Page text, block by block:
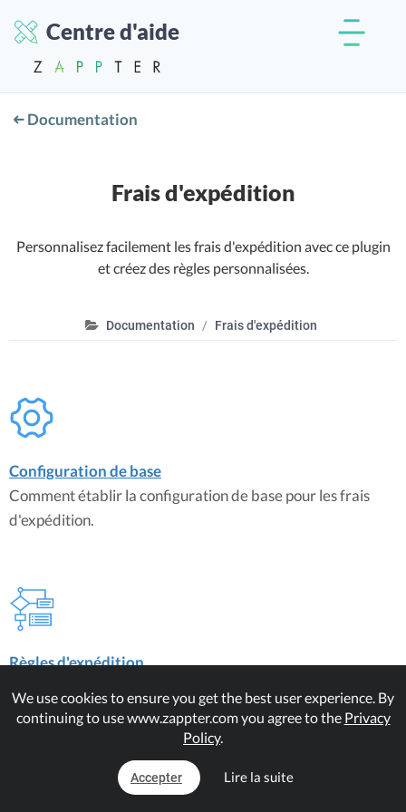
Centre d'aide
Documentation
Frais d'expédition
Personnalisez facilement les frais d'expédition avec ce plugin
et créez des règles personnalisées.
Documentation Frais d'expédition
Configuration de base
Comment établir la configuration de base pour les frais
d'expédition.
Règles d'expédition
peuvent être fixés de manière dynamique en fonction de
We use cookies to ensure you get the best user experience. By
continuing to use www.zappter.com you agree to the Privacy
Policy.
Accepter Lire la suite